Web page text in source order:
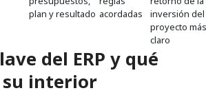
plan y resultado acordadas
inversión del
proyecto más
claro
del ERP y qué
su interior